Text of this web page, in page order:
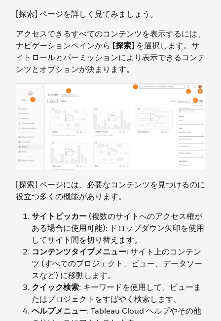
[探索] ページを詳しく見てみましょう。
アクセスできるすべてのコンテンツを表示するには、
ナビゲーションペインから [探索] を選択します。サ
イトロールとパーミッションにより表示できるコンテ
ンツとオプションが決まります。
[探索] ページには、必要なコンテンツを見つけるのに
役立つ多くの機能があります。
サイトピッカー (複数のサイトへのアクセス権が
ある場合に使用可能): ドロップダウン矢印を使用
してサイト間を切り替えます。
コンテンツタイプメニュー: サイト上のコンテン
ツ (すべてのプロジェクト、ビュー、データソー
スなど) に移動します。
クイック検索: キーワードを使用して、ビューま
たはプロジェクトをすばやく検索します。
ヘルプメニュー: Tableau Cloud ヘルプやその他